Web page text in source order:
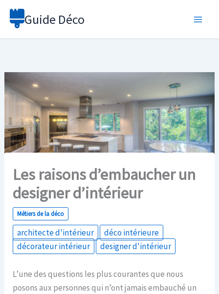
Aller
Guide Déco
Les raisons d’embaucher un
designer d’intérieur
Métiers de la déco
architecte d'intérieur
déco intérieure
décorateur intérieur
designer d'intérieur
L’une des questions les plus courantes que nous
posons aux personnes qui n’ont jamais embauché un